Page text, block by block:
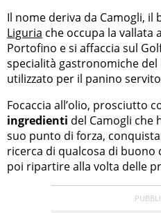
Il nome deriva da Camogli,
Liguria che occupa la vallata
Portofino e si affaccia sul
specialità gastronomiche del
utilizzato per il panino
Focaccia all’olio, prosciutto
ingredienti del Camogli che
suo punto di forza,
ricerca di qualcosa di buono
poi ripartire alla volta delle